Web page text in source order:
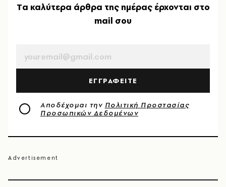
Tα καλύτερα άρθρα της ημέρας έρχονται στο
mail σου
ΕΓΓΡΑΦΕΙΤΕ
Αποδέχομαι την Πολιτική Προστασίας
Προσωπικών Δεδομένων